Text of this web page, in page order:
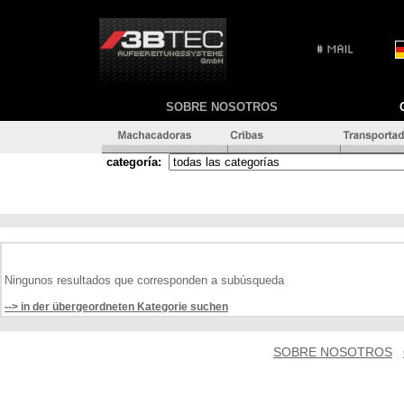
SOBRE NOSOTROS
categoría:
Ningunos resultados que corresponden a subúsqueda
--> in der übergeordneten Kategorie suchen
SOBRE NOSOTROS